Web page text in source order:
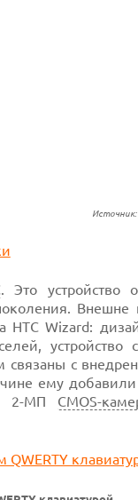
Источник:
. Это устройство
Внешне
HTC Wizard:
устройство
связаны с
ему добавили
2-МП CMOS-